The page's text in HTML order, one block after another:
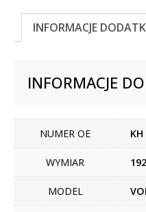
INFORMACJE
INFORMACJE
NUMER OE
WYMIAR
MODEL